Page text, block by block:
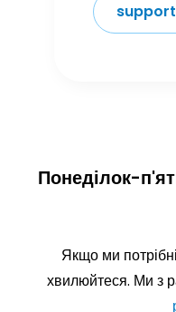
Понеділок-
Якщо ми
хвилюйтеся. Ми з